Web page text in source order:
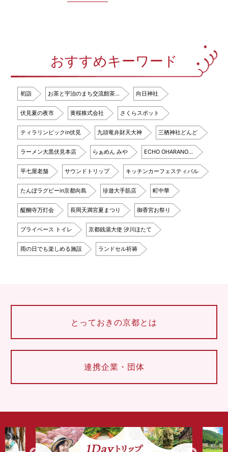
おすすめキーワード
初詣 お茶と宇治のまち交流館茶… 向日神社
伏見夏の夜市 黄桜株式会社 さくらスポット
ティラリンピックin伏見 九頭竜弁財天大神 三栖神社どんど
ラーメン大黒伏見本店 らぁめん みや ECHO OHARANO…
平七屋老舗 サウンドトリップ キッチンカーフェスティバル
たんぼラグビーin京都向島 珍遊大手筋店 町中華
醍醐寺万灯会 長岡天満宮夏まつり 御香宮お祭り
プライベース トイレ 京都銭湯大使 汐川ほたて
雨の日でも楽しめる施設 ランドセル祈祷
とっておきの京都とは
連携企業・団体